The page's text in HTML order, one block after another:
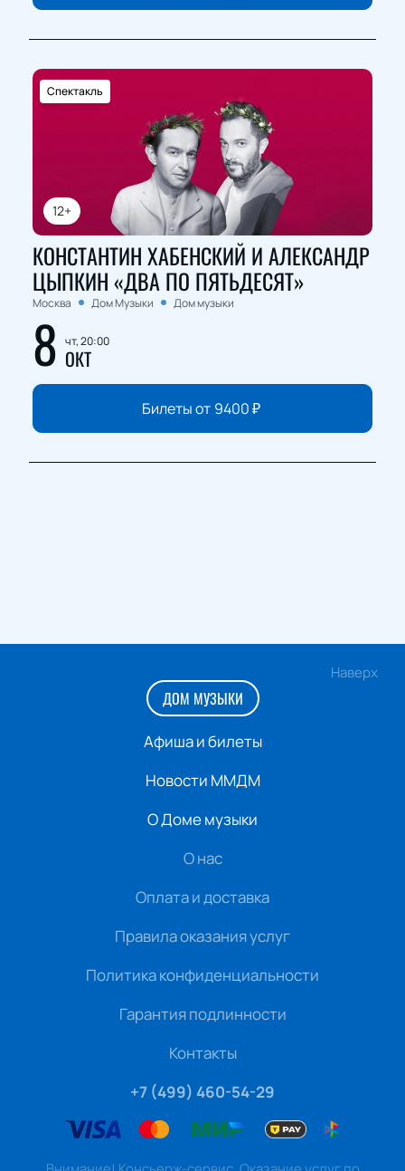
12+
Спектакль
КОНСТАНТИН ХАБЕНСКИЙ И АЛЕКСАНДР
ЦЫПКИН «ДВА ПО ПЯТЬДЕСЯТ»
Москва Дом Музыки Дом музыки
8 чт, 20:00
ОКТ
Билеты от 9400₽
Наверх
ДОМ МУЗЫКИ
Афиша и билеты
Новости ММДМ
О Доме музыки
О нас
Оплата и доставка
Правила оказания услуг
Политика конфиденциальности
Гарантия подлинности
Контакты
+7 (499) 460-54-29